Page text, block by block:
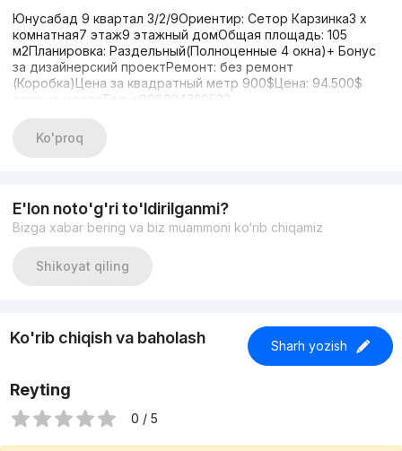
Юнусабад 9 квартал 3/2/9Ориентир: Сетор Карзинка3 х
комнатная7 этаж9 этажный домОбщая площадь: 105
м2Планировка: Раздельный(Полноценные 4 окна)+ Бонус
за дизайнерский проектРемонт: без ремонт
(Коробка)Цена за квадратный метр 900$Цена: 94.500$
торг на местеТел: +998934320532
Ko'proq
E'lon noto'g'ri to'ldirilganmi?
Bizga xabar bering va biz muammoni ko‘rib chiqamiz
Shikoyat qiling
Ko'rib chiqish va baholash Sharh yozish
Reyting
0 / 5